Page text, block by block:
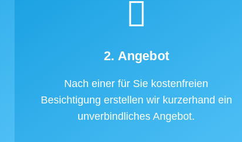
2. Angebot
Nach einer für Sie kostenfreien
Besichtigung erstellen wir kurzerhand ein
unverbindliches Angebot.